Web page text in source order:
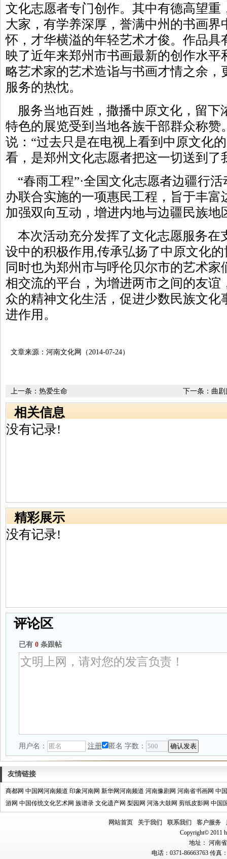
文化志愿者专门创作。其中有德高望重
大家，有学养深厚，誉满中州的书画界
怀，才华横溢的年轻艺术才俊。作品具
映了近年来郑州市书画最新的创作水
略艺术家的艺术造诣与书画才情之余，
服务的热忱。
服务当地百姓，撒播中原文化，留下
特色的展览受到当地各族干部群众称赞
说：“过去只是在电视上看到中原文化
看，是郑州文化志愿者把这一切送到了
“春雨工程”·全国文化志愿者边疆行
办联合实施的一项惠民工程，旨于丰
加强双向互动，增进内地与边疆民族地
本次活动充分发挥了文化志愿服务在
设中的积极作用,传承弘扬了中原文化
同时也为郑州市与呼伦贝尔市的艺术
相交流的平台，为增进两市之间的友谊
众的精神文化生活，促进少数民族文化
进作用。
文章来源：河南文化网（2014-07-24）
下一条： 曲
上一条： 热爱生命
相关信息
没有记录!
精彩展示
没有记录!
评论区
已有 0 条跟帖
用户名： 注册 匿名 字数：
友情链接
商都网 中国网河南频道 印象河南网 新华网河南频道 河南豫剧网 河南省书画网 中
游网 中国传统文化艺术网 族谱录 文化遗产网 梨园网 河洛大鼓网 剪纸皮影网 中国
网站首页 关于我们 联系我们 客户服务
Copyright© 2011
地址： 河南
电话：0371-86663763 传真